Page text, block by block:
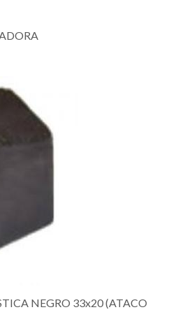
NEGRO 33x20 (ATACO